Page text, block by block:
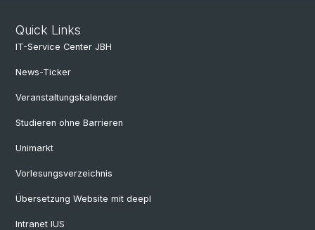
Quick Links
IT-Service Center JBH
News-Ticker
Veranstaltungskalender
Studieren ohne Barrieren
Unimarkt
Vorlesungsverzeichnis
Übersetzung Website mit deepl
Intranet IUS